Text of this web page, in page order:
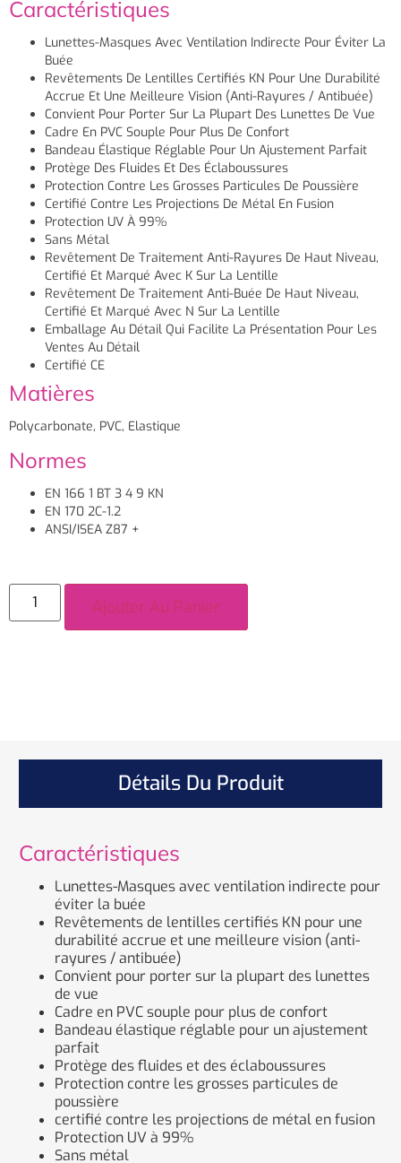
Caractéristiques
Lunettes-Masques Avec Ventilation Indirecte Pour Éviter La
Buée
Revêtements De Lentilles Certifiés KN Pour Une Durabilité
Accrue Et Une Meilleure Vision (anti-Rayures / Antibuée)
Convient Pour Porter Sur La Plupart Des Lunettes De Vue
Cadre En PVC Souple Pour Plus De Confort
Bandeau Élastique Réglable Pour Un Ajustement Parfait
Protège Des Fluides Et Des Éclaboussures
Protection Contre Les Grosses Particules De Poussière
Certifié Contre Les Projections De Métal En Fusion
Protection UV À 99%
Sans Métal
Revêtement De Traitement Anti-Rayures De Haut Niveau,
Certifié Et Marqué Avec K Sur La Lentille
Revêtement De Traitement Anti-Buée De Haut Niveau,
Certifié Et Marqué Avec N Sur La Lentille
Emballage Au Détail Qui Facilite La Présentation Pour Les
Ventes Au Détail
Certifié CE
Matières
Polycarbonate, PVC, Elastique
Normes
EN 166 1 BT 3 4 9 KN
EN 170 2C-1.2
ANSI/ISEA Z87 +
Ajouter Au Panier
Détails Du Produit
Caractéristiques
Lunettes-Masques avec ventilation indirecte pour
éviter la buée
Revêtements de lentilles certifiés KN pour une
durabilité accrue et une meilleure vision (anti-
rayures / antibuée)
Convient pour porter sur la plupart des lunettes
de vue
Cadre en PVC souple pour plus de confort
Bandeau élastique réglable pour un ajustement
parfait
Protège des fluides et des éclaboussures
Protection contre les grosses particules de
poussière
certifié contre les projections de métal en fusion
Protection UV à 99%
Sans métal